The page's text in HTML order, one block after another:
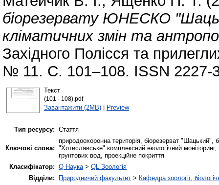
біорезервату ЮНЕСКО
кліматичних змін та
Західного Полісся та
№ 11. С. 101–108. ISSN 2227-
Текст
(101 - 108).pdf
Завантажити (2MB)| Preview
Тип ресурсу: Стаття
Ключові слова:
природоохоронна територія, біорезерват "Шацький",
"Хотиславське" комплексний екологічний
грунтових вод, проекційне покриття
Класифікатор: Q Наука> QL Зоологія
Відділи:
Природничий факультет > Кафедра зоології,